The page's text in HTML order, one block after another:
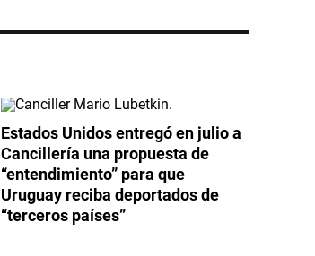
Estados Unidos entregó en julio a
Cancillería una propuesta de
“entendimiento” para que
Uruguay reciba deportados de
“terceros países”